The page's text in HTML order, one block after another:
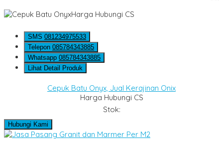
Harga Hubungi CS
SMS 081234975533
Telepon 085784343885
Whatsapp 085784343885
Lihat Detail Produk
Cepuk Batu Onyx, Jual Kerajinan Onix
Harga Hubungi CS
Stok:
Hubungi Kami